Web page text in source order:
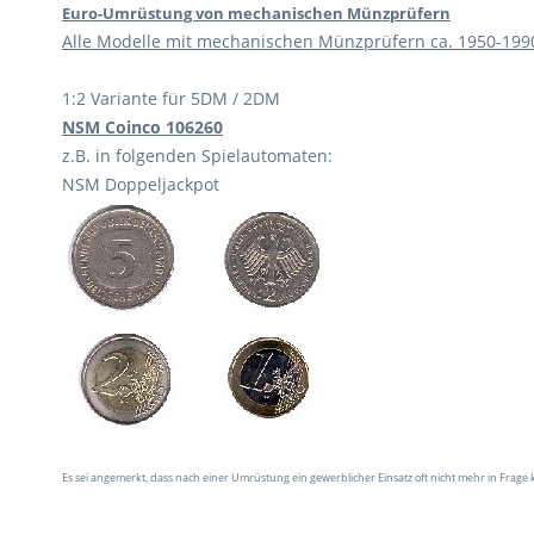
Euro-Umrüstung von mechanischen Münzprüfern
Alle Modelle mit mechanischen Münzprüfern ca. 1950-
1:2 Variante für 5DM / 2DM
NSM Coinco 106260
z.B. in folgenden Spielautomaten:
NSM Doppeljackpot
Es sei angemerkt, dass nach einer Umrüstung ein gewerblicher Einsatz oft nicht mehr in Frage